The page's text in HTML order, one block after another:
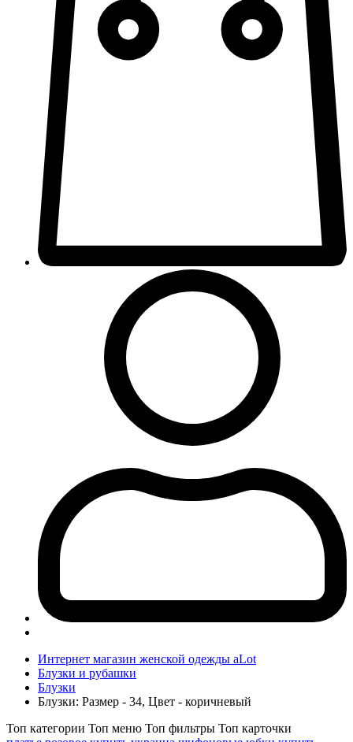
Интернет магазин женской одежды aLot
Блузки и рубашки
Блузки
Блузки: Размер - 34, Цвет - коричневый
Топ категории Топ меню Топ фильтры Топ карточки